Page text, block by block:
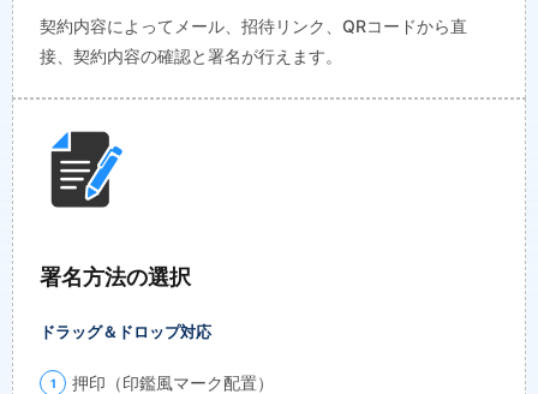
契約内容によってメール、招待リンク、QRコードから直
接、契約内容の確認と署名が行えます。
署名方法の選択
ドラッグ＆ドロップ対応
押印（印鑑風マーク配置）